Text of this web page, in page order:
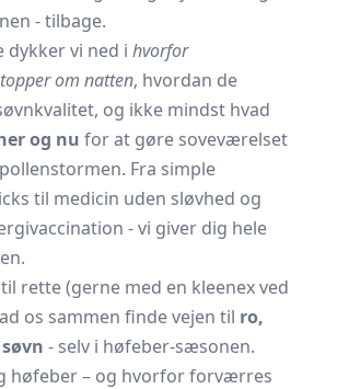
- tilbage.
dykker vi ned i hvorfor
om natten, hvordan de
og ikke mindst hvad
og nu for at gøre soveværelset
Fra simple
til medicin uden sløvhed og
- vi giver dig hele
rette (gerne med en kleenex ved
os sammen finde vejen til ro,
- selv i høfeber-sæsonen.
høfeber – og hvorfor forværres